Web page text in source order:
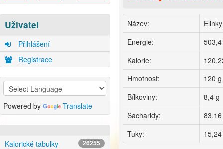
Uživatel
Přihlášení
Registrace
Powered by Translate
Kalorické tabulky 26255
Název:
Energie:
Kalorie:
Hmotnost:
120 g
Bílkoviny:
8,4 g
Sacharidy:
Tuky: